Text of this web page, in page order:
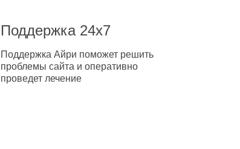
Поддержка 24x7
Поддержка Айри поможет решить
проблемы сайта и оперативно
проведет лечение